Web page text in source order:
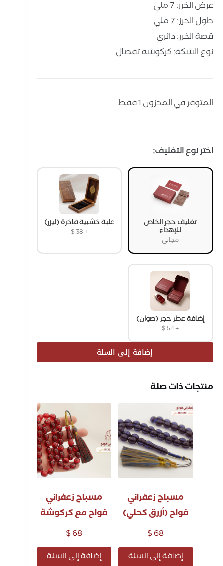
عرض الخرز: 7 ملي
طول الخرز: 7 ملي
قصة الخرز: دائري
نوع الشكة: كركوشة تفصال
المتوفر في المخزون 1 فقط
اختر نوع التغليف:
تغليف حجر الخاص
للإهداء
مجاني
علبة خشبية فاخرة (ليزر)
+
$38
إضافة عطر حجر (صوان)
+
$54
إضافة إلى السلة
منتجات ذات صلة
مسباح زعفراني
فواح (أزرق كحلي)
$68
إضافة إلى السلة
مسباح زعفراني
فواح مع كركوشة
$68
إضافة إلى السلة